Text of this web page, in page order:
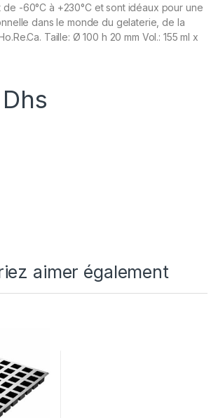
de -60°C à +230°C et sont idéaux pour une
dans le monde du gelaterie, de la
Taille: Ø 100 h 20 mm Vol.: 155 ml x
Dhs
N°15 DISCO quantity
aimer également